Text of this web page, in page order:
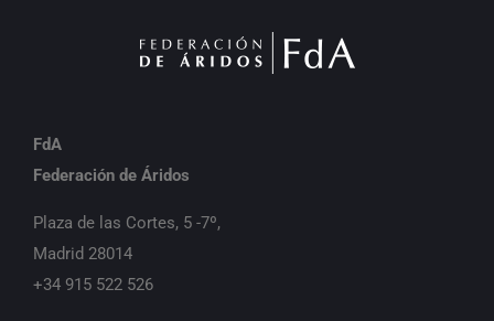
FdA
Federación de Áridos
Plaza de las Cortes, 5 -7º,
Madrid 28014
+34 915 522 526